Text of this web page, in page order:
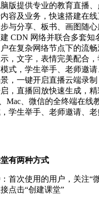
版提供专业的教育直播、
容及业务，快速搭建在
与分享、板书、画图随
CDN 网络并联合多套知
在复杂网络节点下的流
，文字，表情完美配合
式，学生举手、老师邀
，一键开启直播云端录
，直播回放快速生成，
Mac、微信的全终端在线
学生举手、老师邀请、
有两种方式
首次使用的用户，关注“
点击“创建课堂”